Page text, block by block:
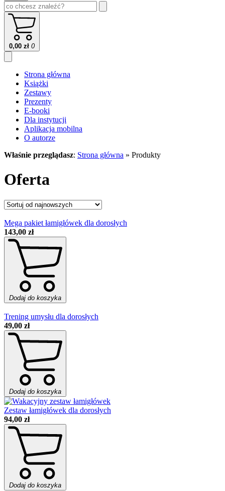
0,00 zł 0
Strona główna
Książki
Zestawy
Prezenty
E-booki
Dla instytucji
Aplikacja mobilna
O autorze
Właśnie przeglądasz: Strona główna » Produkty
Oferta
Mega pakiet łamigłówek dla dorosłych
143,00 zł
Dodaj do koszyka
Trening umysłu dla dorosłych
49,00 zł
Dodaj do koszyka
Zestaw łamigłówek dla dorosłych
94,00 zł
Dodaj do koszyka